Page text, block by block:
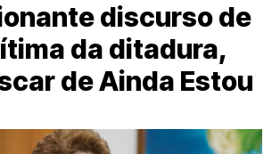
discurso de
da ditadura,
de Ainda Estou